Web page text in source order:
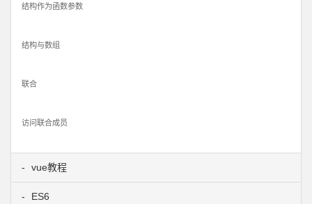
结构作为函数参数
结构与数组
联合
访问联合成员
vue教程
ES6